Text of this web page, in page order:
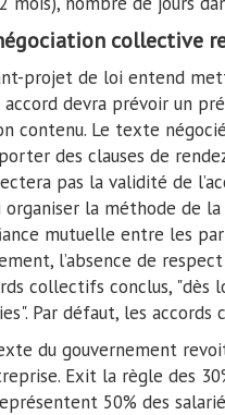
collective
projet de loi entend
accord devra prévoir un
contenu. Le texte
des clauses de
pas la validité de
organiser la méthode de
mutuelle entre les
l’absence de
collectifs conclus, "dès
Par défaut, les
du gouvernement
Exit la règle des
50% des